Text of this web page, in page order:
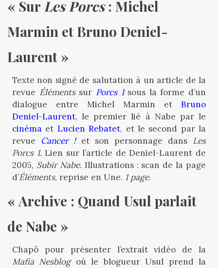
« Sur Les Porcs : Michel
Marmin et Bruno Deniel-
Laurent »
Texte non signé de salutation à un article de la
revue Élémentssur Porcs 1sous la forme d’un
dialogue entre Michel Marmin et Bruno
Deniel-Laurent, le premier lié à Nabe par le
cinéma et Lucien Rebatet, et le second par la
revue Cancer !et son personnage dans Les
Porcs 1.Lien sur l’article de Deniel-Laurent de
2005, Subir Nabe. Illustrations : scan de la page
d’Éléments, reprise en Une. 1 page.
« Archive : Quand Usul parlait
de Nabe »
Chapô pour présenter l’extrait vidéo de la
Mafia Nesblogoù le blogueur Usul prend la